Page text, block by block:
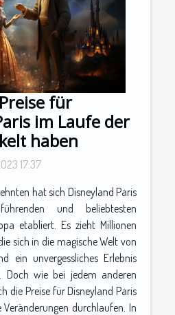
für
im Laufe der
haben
17:37
hat sich Disneyland Paris
und beliebtesten
etabliert. Es zieht Millionen
sich in die magische Welt von
ein unvergessliches Erlebnis
Doch wie bei jedem anderen
die Preise für Disneyland Paris
durchlaufen. In